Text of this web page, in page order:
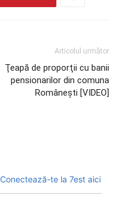
Articolul următor
Ţeapă de proporţii cu banii
pensionarilor din comuna
Româneşti [VIDEO]
Conectează-te la 7est aici